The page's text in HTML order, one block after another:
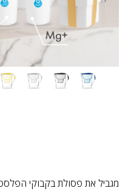
מגביל את פסולת בקבוקי הפלסטיק לסביבות
ישירות עד פתח הבית בזמן הנוח ביותר לכם.